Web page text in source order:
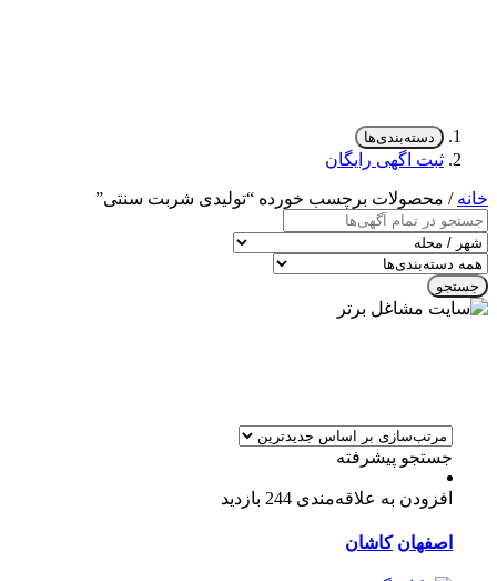
دسته‌بندی‌ها
ثبت اگهی رایگان
خانه / محصولات برچسب خورده “تولیدی شربت سنتی”
جستجو
جستجو پیشرفته
افزودن به علاقه‌مندی 244 بازدید
اصفهان کاشان